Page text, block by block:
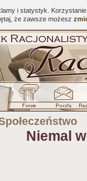
i statystyk.
że zawsze możesz
Niemal